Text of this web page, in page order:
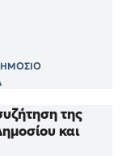
της
και